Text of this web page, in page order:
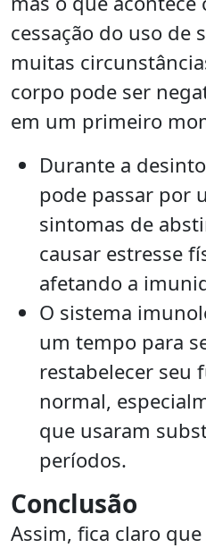
cessação do uso de
muitas
corpo pode ser
em um primeiro
Durante a
pode passar por
sintomas de
causar estresse
afetando a
O sistema
um tempo para
restabelecer seu
normal,
que usaram
períodos.
Conclusão
Assim, fica claro